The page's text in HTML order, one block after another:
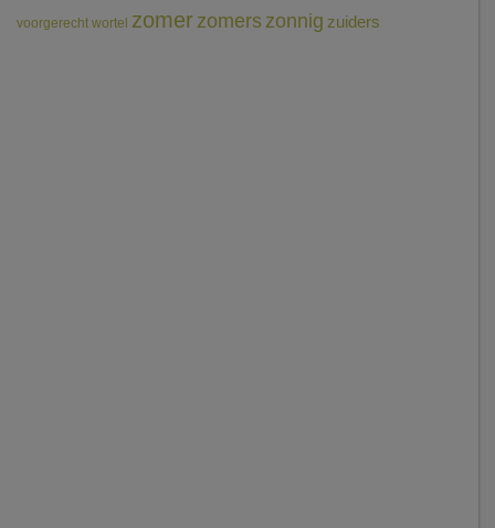
voorgerecht wortel zomerzomerszonnig zuiders